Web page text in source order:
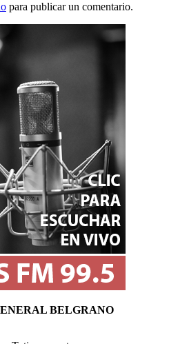
para publicar un comentario.
BELGRANO